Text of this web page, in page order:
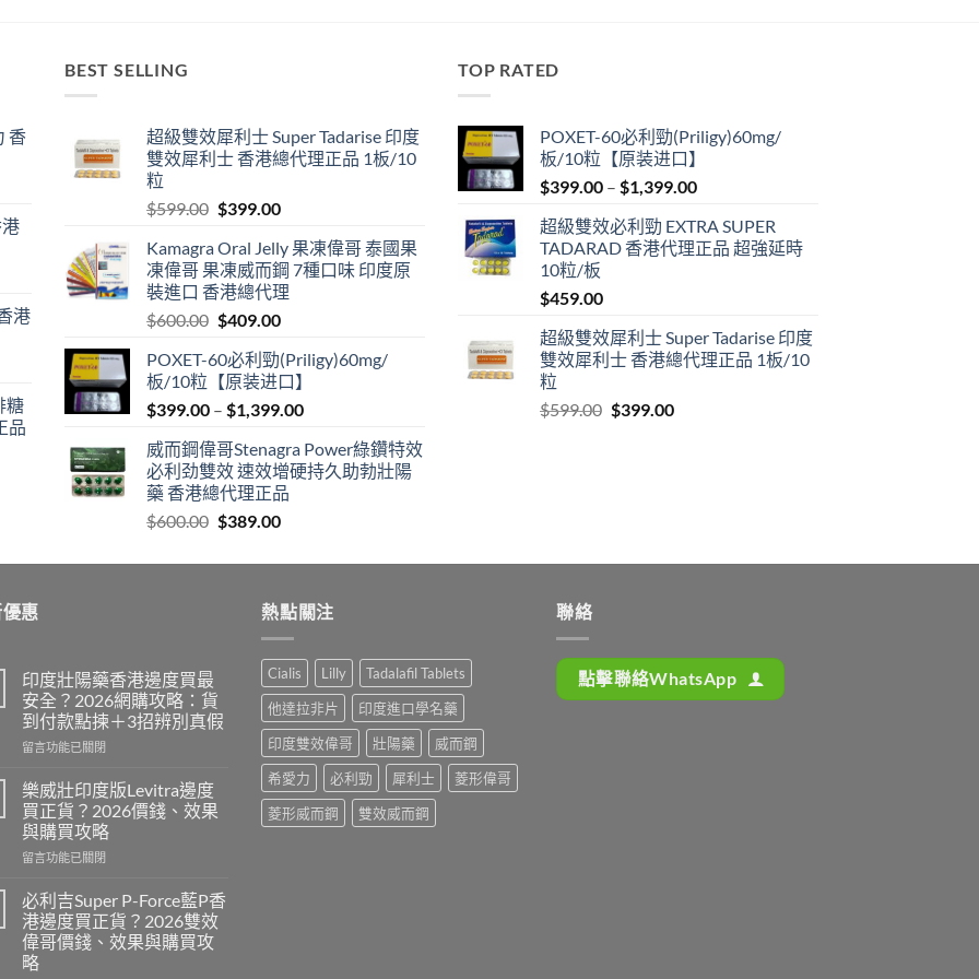
香
港
糖
品
BEST SELLING
超級雙效犀利士 Super Tadarise 印度
雙效犀利士 香港總代理正品 1板/10
粒
$599.00 Original
was:
$599.00.
$399.00Current
is:
$399.00.
Kamagra Oral Jelly 果凍偉哥 泰國果
凍偉哥 果凍威而鋼 7種口味 印度原
裝進口 香港總代理
$600.00 Original
was:
$600.00.
$409.00Current
is:
$409.00.
POXET-60必利勁(Priligy)60mg/
板/10粒【原装进口】
$399.00 – $1,399.00Price
$399.00
through
威而鋼偉哥Stenagra Power綠鑽特效
必利劲雙效 速效增硬持久助勃壯陽
藥 香港總代理正品
$600.00 Original
was:
$389.00Current
is:
TOP RATED
POXET-60必利勁(Priligy)60mg/
板/10粒【原装进口】
$399.00 – $1,399.00Price
$399.00
through
超級雙效必利勁 EXTRA SUPER
TADARAD 香港代理正品 超強延時
10粒/板
$459.00
超級雙效犀利士 Super Tadarise 印度
雙效犀利士 香港總代理正品 1板/10
粒
$599.00 Original
$399.00Current
惠
印度壯陽藥香港邊度買最
安全？2026網購攻略：貨
到付款點揀＋3招辨別真假
在
度
壯
陽
藥
香
邊
度
買
最
安
留言功能已關閉
樂威壯印度版Levitra邊度
買正貨？2026價錢、效果
與購買攻略
在
威
壯
印
度
版
留言功能已關閉
必利吉Super P-Force藍P香
港邊度買正貨？2026雙效
偉哥價錢、效果與購買攻
略
熱點關注
Cialis Lilly
Tadalafil Tablets
他達拉非片
印度進口學名藥
印度雙效偉哥
壯陽藥
威而鋼
希愛力
必利勁 犀利士
菱形偉哥
菱形威而鋼
雙效威而鋼
聯絡
點擊聯絡WhatsApp